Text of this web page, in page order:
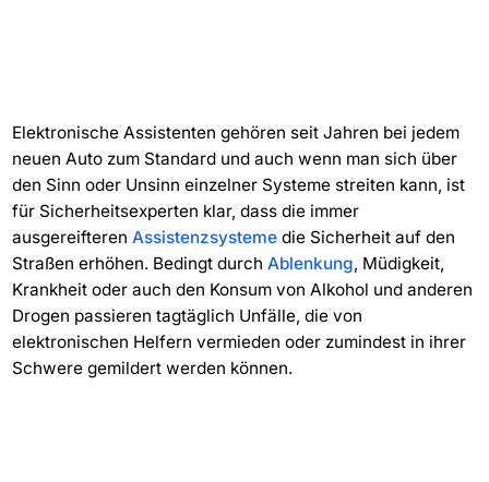
Elektronische Assistenten gehören seit Jahren bei jedem
neuen Auto zum Standard und auch wenn man sich über
den Sinn oder Unsinn einzelner Systeme streiten kann, ist
für Sicherheitsexperten klar, dass die immer
ausgereifteren Assistenzsystemedie Sicherheit auf den
Straßen erhöhen. Bedingt durch Ablenkung, Müdigkeit,
Krankheit oder auch den Konsum von Alkohol und anderen
Drogen passieren tagtäglich Unfälle, die von
elektronischen Helfern vermieden oder zumindest in ihrer
Schwere gemildert werden können.